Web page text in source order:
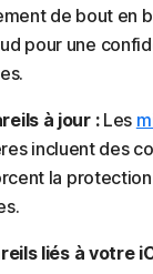
de bout en
pour une
à jour :Les
incluent des
la
liés à votre